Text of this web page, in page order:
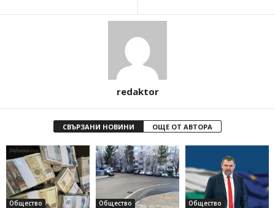
redaktor
СВЪРЗАНИ НОВИНИ ОЩЕ ОТ АВТОРА
Общество Общество Общество